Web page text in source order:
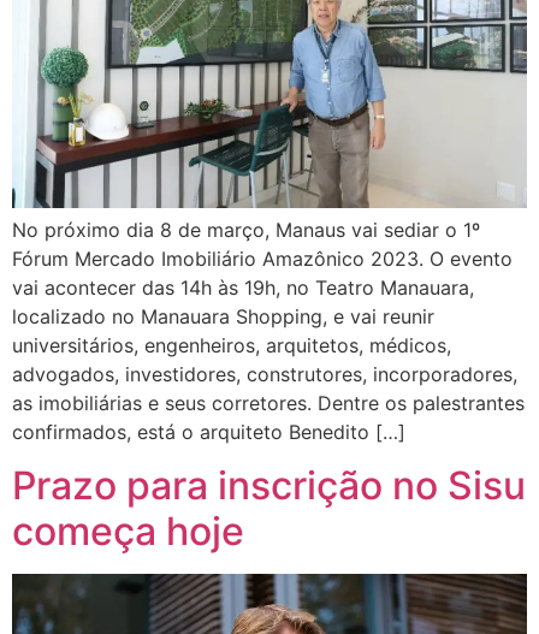
No próximo dia 8 de março, Manaus vai sediar o 1º
Fórum Mercado Imobiliário Amazônico 2023. O evento
vai acontecer das 14h às 19h, no Teatro Manauara,
localizado no Manauara Shopping, e vai reunir
universitários, engenheiros, arquitetos, médicos,
advogados, investidores, construtores, incorporadores,
as imobiliárias e seus corretores. Dentre os palestrantes
confirmados, está o arquiteto Benedito […]
Prazo para inscrição no Sisu
começa hoje